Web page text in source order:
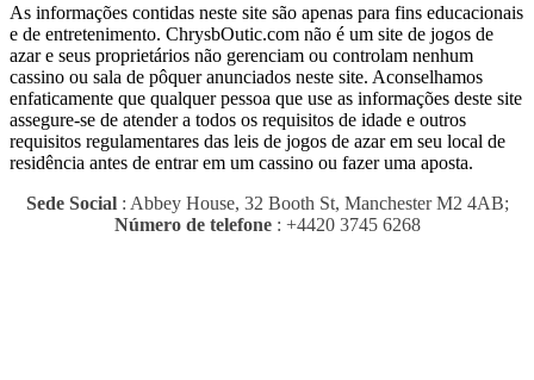
As informações contidas neste site são apenas para fins educacionais
e de entretenimento. ChrysbOutic.com não é um site de jogos de
azar e seus proprietários não gerenciam ou controlam nenhum
cassino ou sala de pôquer anunciados neste site. Aconselhamos
enfaticamente que qualquer pessoa que use as informações deste site
assegure-se de atender a todos os requisitos de idade e outros
requisitos regulamentares das leis de jogos de azar em seu local de
residência antes de entrar em um cassino ou fazer uma aposta.
Sede Social: Abbey House, 32 Booth St, Manchester M2 4AB;
Número de telefone: +4420 3745 6268